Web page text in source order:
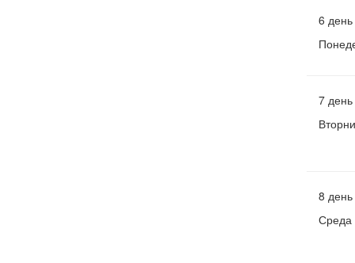
6 день
7 день
8 день
Среда